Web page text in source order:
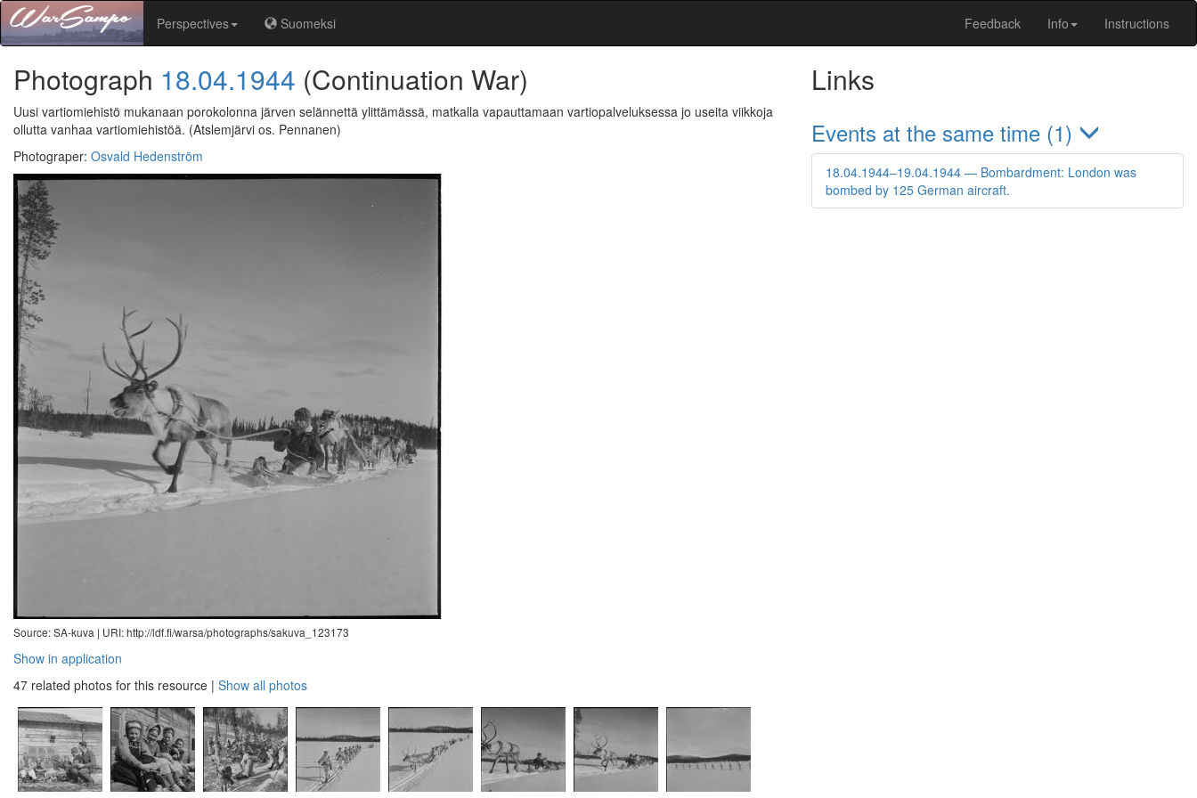
Perspectives Suomeksi Feedback Info Instructions
Photograph 18.04.1944 (Continuation War)
Uusi vartiomiehistö mukanaan porokolonna järven selännettä ylittämässä, matkalla vapauttamaan vartiopalveluksessa jo useita viikkoja
ollutta vanhaa vartiomiehistöä. (Atslemjärvi os. Pennanen)
Photograper: Osvald Hedenström
Source: SA-kuva | URI: http://ldf.fi/warsa/photographs/sakuva_123173
Show in application
47 related photos for this resource | Show all photos
Links
Events at the same time (1)
18.04.1944–19.04.1944 — Bombardment: London was
bombed by 125 German aircraft.